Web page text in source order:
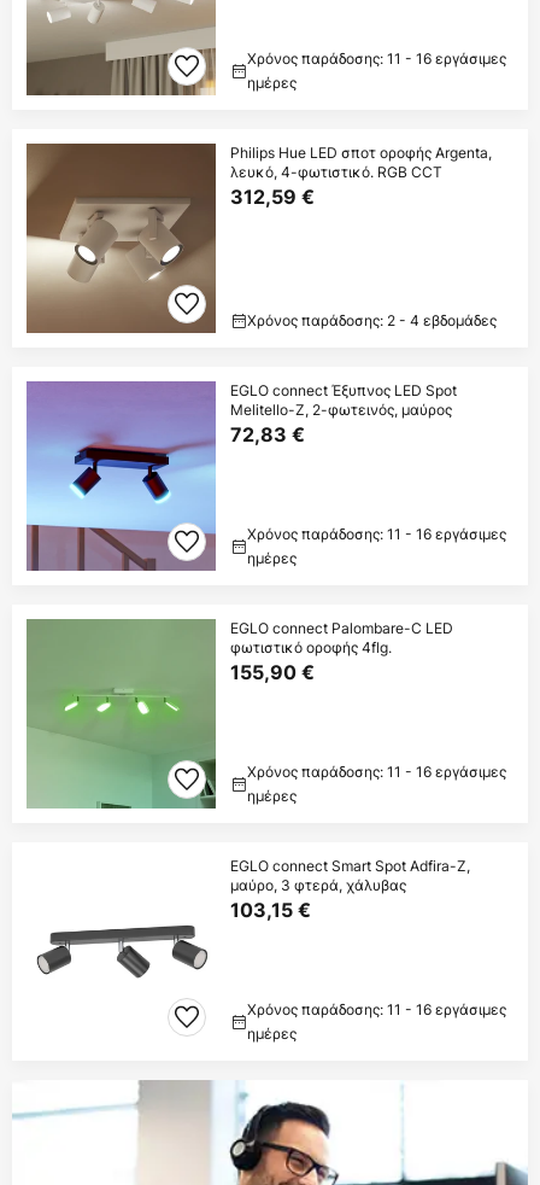
Χρόνος παράδοσης: 11 - 16 εργάσιμες
ημέρες
Philips Hue LED σποτ οροφής Argenta,
λευκό, 4-φωτιστικό. RGB CCT
312,59 €
Χρόνος παράδοσης: 2 - 4 εβδομάδες
EGLO connect Έξυπνος LED Spot
Melitello-Z, 2-φωτεινός, μαύρος
72,83 €
Χρόνος παράδοσης: 11 - 16 εργάσιμες
ημέρες
EGLO connect Palombare-C LED
φωτιστικό οροφής 4flg.
155,90 €
Χρόνος παράδοσης: 11 - 16 εργάσιμες
ημέρες
EGLO connect Smart Spot Adfira-Z,
μαύρο, 3 φτερά, χάλυβας
103,15 €
Χρόνος παράδοσης: 11 - 16 εργάσιμες
ημέρες